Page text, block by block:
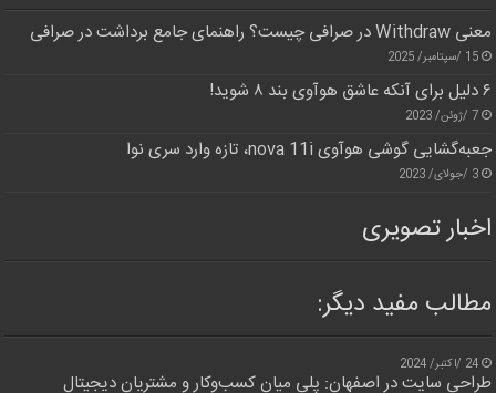
معنی Withdraw در صرافی چیست؟ راهنمای جامع برداشت در صرافی
15 /سپتامبر/ 2025
۶ دلیل برای آنکه عاشق هوآوی بند ۸ شوید!
7 /ژوئن/ 2023
جعبه‌گشایی گوشی هوآوی nova 11i، تازه وارد سری نوا
3 /جولای/ 2023
اخبار تصویری
مطالب مفید دیگر:
24 /اکتبر/ 2024
طراحی سایت در اصفهان: پلی میان کسب‌وکار و مشتریان دیجیتال